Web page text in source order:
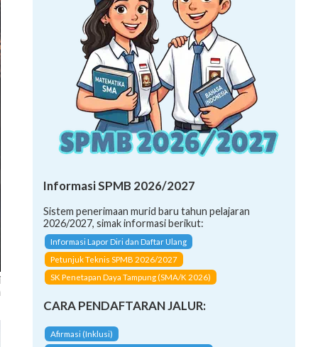
Informasi SPMB 2026/2027
Sistem penerimaan murid baru tahun pelajaran
2026/2027, simak informasi berikut:
Informasi Lapor Diri dan Daftar Ulang
Petunjuk Teknis SPMB 2026/2027
SK Penetapan Daya Tampung (SMA/K 2026)
CARA PENDAFTARAN JALUR:
Afirmasi (Inklusi)